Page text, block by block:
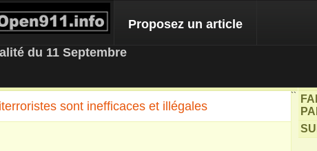
NEWS
Proposez un article
du 11 Septembre
sont inefficaces et illégales
``